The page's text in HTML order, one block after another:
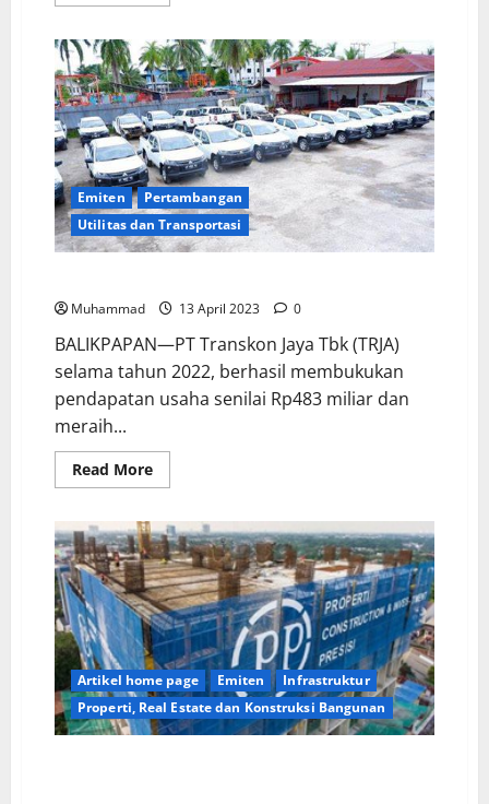
Emiten
Pertambangan
Utilitas dan Transportasi
Muhammad 13 April 2023 0
BALIKPAPAN—PT Transkon Jaya Tbk (TRJA)
selama tahun 2022, berhasil membukukan
pendapatan usaha senilai Rp483 miliar dan
meraih...
Read More
Artikel home page Emiten
Infrastruktur
Properti, Real Estate dan Konstruksi Bangunan